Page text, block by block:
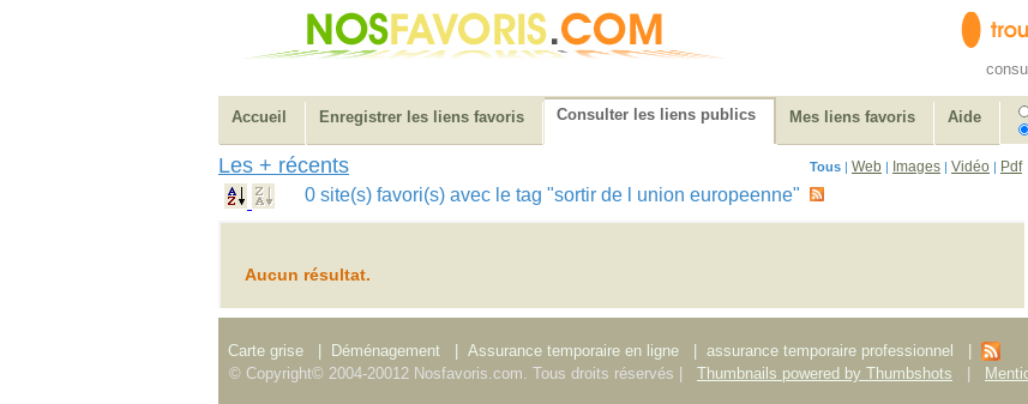
Accueil Enregistrer les liens favoris Consulter les liens publics Mes liens favoris Aide
Les + récents Tous | Web | Images | Vidéo | Pdf
0 site(s) favori(s) avec le tag "sortir de l union europeenne"
Aucun résultat.
Carte grise Déménagement Assurance temporaire en ligne assurance temporaire professionnel
© Copyright© 2004-20012 Nosfavoris.com. Tous droits réservés |
Thumbnails powered by Thumbshots